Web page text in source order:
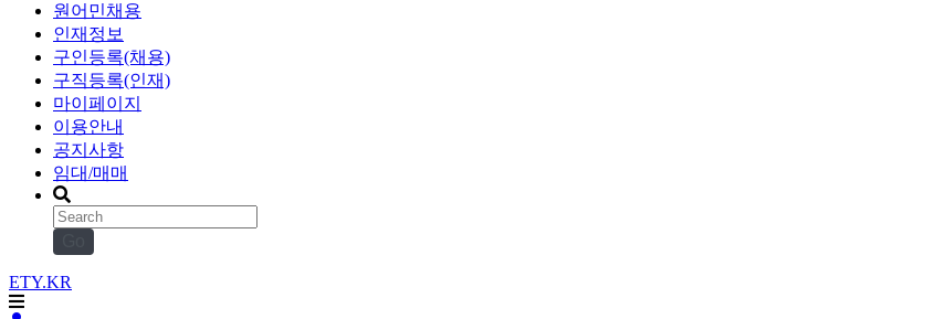
원어민채용
인재정보
구인등록(채용)
구직등록(인재)
마이페이지
이용안내
공지사항
임대/매매
ETY.KR